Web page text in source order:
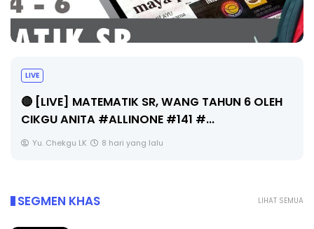
LIVE
🔴 [LIVE] MATEMATIK SR, WANG TAHUN 6 OLEH
CIKGU ANITA #ALLINONE #141 #...
Yu. Chekgu LK 8 hari yang lalu
LIHAT SEMUA
SEGMEN KHAS